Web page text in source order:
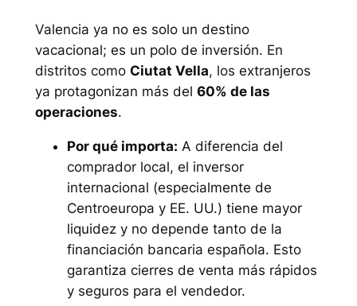
Valencia ya no es solo un destino
vacacional; es un polo de inversión. En
distritos como Ciutat Vella, los extranjeros
ya protagonizan más del 60% de las
operaciones.
Por qué importa: A diferencia del
comprador local, el inversor
internacional (especialmente de
Centroeuropa y EE. UU.) tiene mayor
liquidez y no depende tanto de la
financiación bancaria española. Esto
garantiza cierres de venta más rápidos
y seguros para el vendedor.